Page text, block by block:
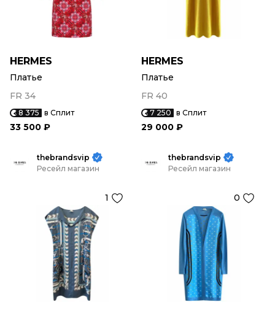
HERMES
Платье
FR 34
8 375 в Сплит
33 500 ₽
HERMES
Платье
FR 40
7 250 в Сплит
29 000 ₽
thebrandsvip
Ресейл магазин
1
thebrandsvip
Ресейл магазин
0